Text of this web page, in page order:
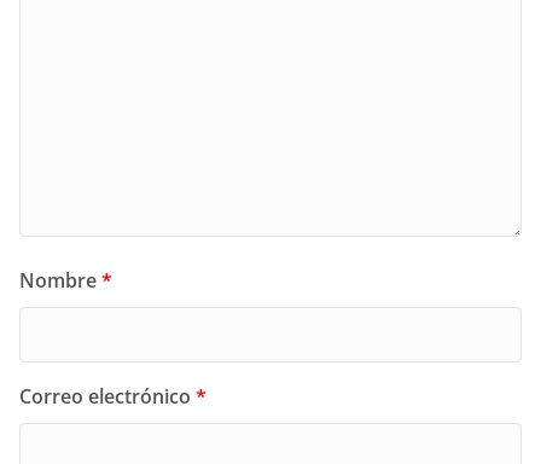
Nombre*
Correo electrónico *